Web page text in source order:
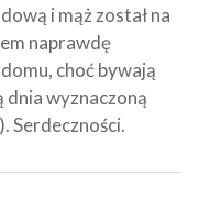
i mąż został na
naprawdę
choć bywają
dnia wyznaczoną
Serdeczności.